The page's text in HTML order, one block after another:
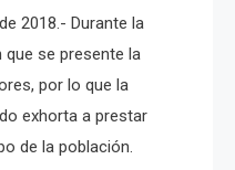
2018.- Durante la
se presente la
por lo que la
exhorta a prestar
de la población.